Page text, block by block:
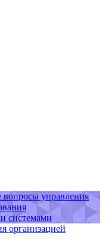
управления
системами
организацией